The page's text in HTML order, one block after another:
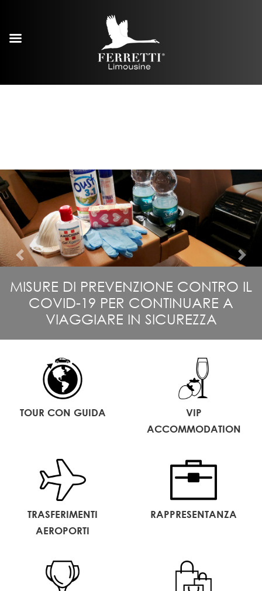
MISURE DI PREVENZIONE CONTRO IL
COVID-19 PER CONTINUARE A
VIAGGIARE IN SICUREZZA
Previous Next
TOUR CON GUIDA
VIP
ACCOMMODATION
TRASFERIMENTI
AEROPORTI
RAPPRESENTANZA